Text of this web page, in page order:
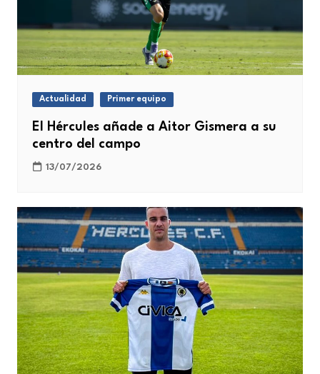
Actualidad Primer equipo
El Hércules añade a Aitor Gismera a su
centro del campo
13/07/2026